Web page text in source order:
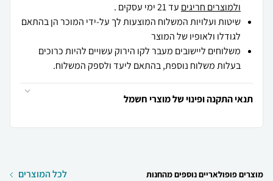
ולמוצרים חריגים עד 21 ימי עסקים .
שיטות ועלויות המשלוח המוצעות לך על-ידי המוכר הן בהתאם
לגודלו ולאופיו של המוצר
משלוחים ליישובים מעבר לקו הירוק עשויים להיות כרוכים
בעלות משלוח נוספת, בהתאם ליעד ולספק המשלוח.
תנאי התקנה ופינוי של מוצרי חשמל
מוצרים פופולאריים נוספים מהחנות לכל המוצרים